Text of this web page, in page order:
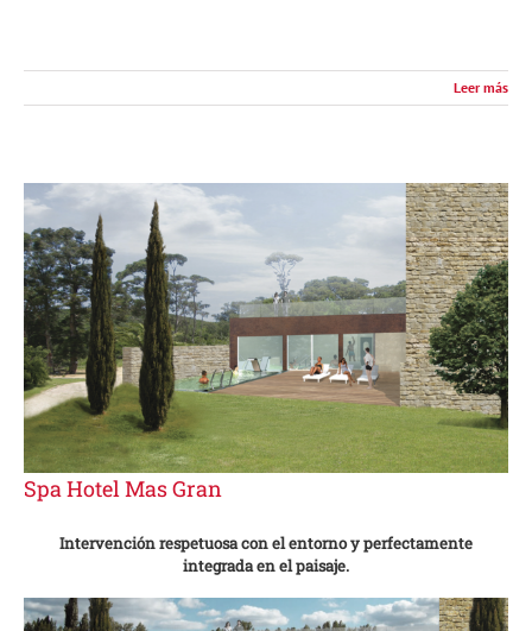
Leer más
Spa Hotel Mas Gran
Intervención respetuosa con el entorno y perfectamente
integrada en el paisaje.